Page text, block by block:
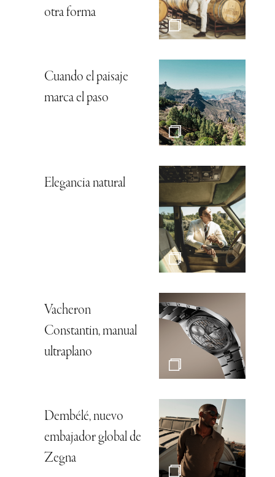
otra forma
Cuando el paisaje
marca el paso
Elegancia natural
Vacheron
Constantin, manual
ultraplano
Dembélé, nuevo
embajador global de
Zegna